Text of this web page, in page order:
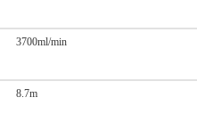
3700ml/min
8.7m